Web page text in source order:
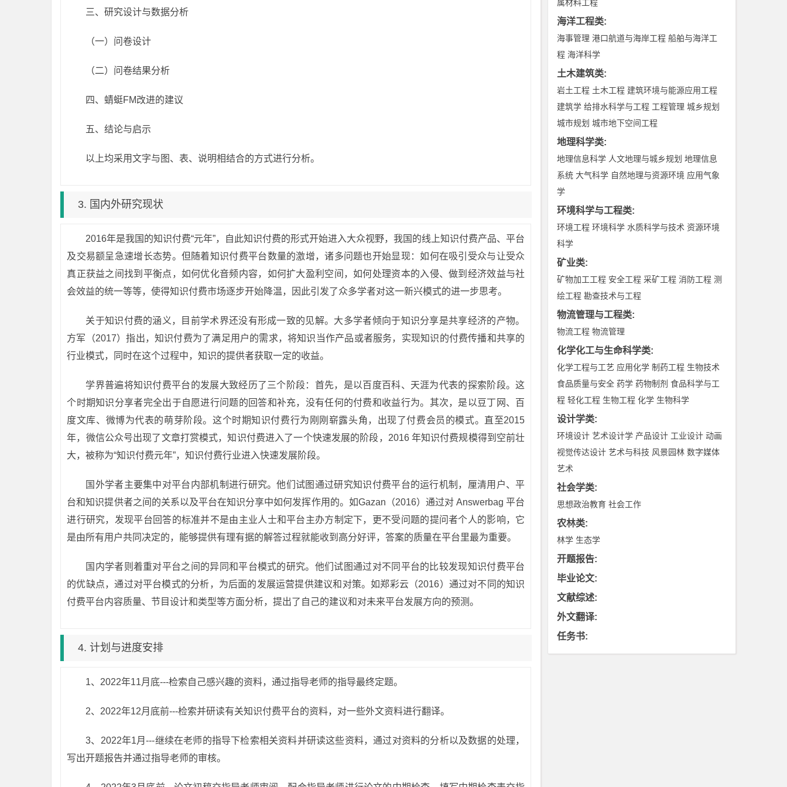
三、研究设计与数据分析
（一）问卷设计
（二）问卷结果分析
四、蜻蜓FM改进的建议
五、结论与启示
以上均采用文字与图、表、说明相结合的方式进行分析。
3. 国内外研究现状
2016年是我国的知识付费“元年”，自此知识付费的形式开始进入大众视野，我国的线上知识付费产品、平台
及交易额呈急速增长态势。但随着知识付费平台数量的激增，诸多问题也开始显现：如何在吸引受众与让受众
真正获益之间找到平衡点，如何优化音频内容，如何扩大盈利空间，如何处理资本的入侵、做到经济效益与社
会效益的统一等等，使得知识付费市场逐步开始降温，因此引发了众多学者对这一新兴模式的进一步思考。
关于知识付费的涵义，目前学术界还没有形成一致的见解。大多学者倾向于知识分享是共享经济的产物。
方军（2017）指出，知识付费为了满足用户的需求，将知识当作产品或者服务，实现知识的付费传播和共享的
行业模式，同时在这个过程中，知识的提供者获取一定的收益。
学界普遍将知识付费平台的发展大致经历了三个阶段：首先，是以百度百科、天涯为代表的探索阶段。这
个时期知识分享者完全出于自愿进行问题的回答和补充，没有任何的付费和收益行为。其次，是以豆丁网、百
度文库、微博为代表的萌芽阶段。这个时期知识付费行为刚刚崭露头角，出现了付费会员的模式。直至2015
年，微信公众号出现了文章打赏模式，知识付费进入了一个快速发展的阶段，2016 年知识付费规模得到空前壮
大，被称为“知识付费元年”，知识付费行业进入快速发展阶段。
国外学者主要集中对平台内部机制进行研究。他们试图通过研究知识付费平台的运行机制，厘清用户、平
台和知识提供者之间的关系以及平台在知识分享中如何发挥作用的。如Gazan（2016）通过对 Answerbag 平台
进行研究，发现平台回答的标准并不是由主业人士和平台主办方制定下，更不受问题的提问者个人的影响，它
是由所有用户共同决定的，能够提供有理有据的解答过程就能收到高分好评，答案的质量在平台里最为重要。
国内学者则着重对平台之间的异同和平台模式的研究。他们试图通过对不同平台的比较发现知识付费平台
的优缺点，通过对平台模式的分析，为后面的发展运营提供建议和对策。如郑彩云（2016）通过对不同的知识
付费平台内容质量、节目设计和类型等方面分析，提出了自己的建议和对未来平台发展方向的预测。
4. 计划与进度安排
1、2022年11月底---检索自己感兴趣的资料，通过指导老师的指导最终定题。
2、2022年12月底前---检索并研读有关知识付费平台的资料，对一些外文资料进行翻译。
3、2022年1月---继续在老师的指导下检索相关资料并研读这些资料，通过对资料的分析以及数据的处理，
写出开题报告并通过指导老师的审核。
属材料工程
海洋工程类:
海事管理 港口航道与海岸工程 船舶与海洋工
程 海洋科学
土木建筑类:
岩土工程 土木工程 建筑环境与能源应用工程
建筑学 给排水科学与工程 工程管理 城乡规划
城市规划 城市地下空间工程
地理科学类:
地理信息科学 人文地理与城乡规划 地理信息
系统 大气科学 自然地理与资源环境 应用气象
学
环境科学与工程类:
环境工程 环境科学 水质科学与技术 资源环境
科学
矿业类:
矿物加工工程 安全工程 采矿工程 消防工程 测
绘工程 勘查技术与工程
物流管理与工程类:
物流工程 物流管理
化学化工与生命科学类:
化学工程与工艺 应用化学 制药工程 生物技术
食品质量与安全 药学 药物制剂 食品科学与工
程 轻化工程 生物工程 化学 生物科学
设计学类:
环境设计 艺术设计学 产品设计 工业设计 动画
视觉传达设计 艺术与科技 风景园林 数字媒体
艺术
社会学类:
思想政治教育 社会工作
农林类:
林学 生态学
开题报告:
毕业论文:
文献综述:
外文翻译:
任务书: